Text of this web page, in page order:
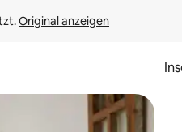
Original anzeigen